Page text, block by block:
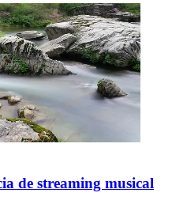
de streaming musical